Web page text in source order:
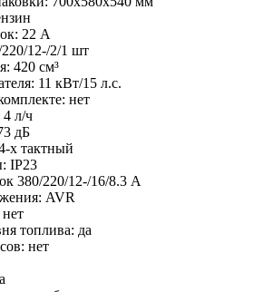
22 А
12-/2/1 шт
420 см³
11 кВт/15 л.с.
нет
4 л/ч
дБ
х тактный
IP23
380/220/12-/16/8.3 А
AVR
топлива: да
нет